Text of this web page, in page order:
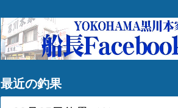
最近の釣果